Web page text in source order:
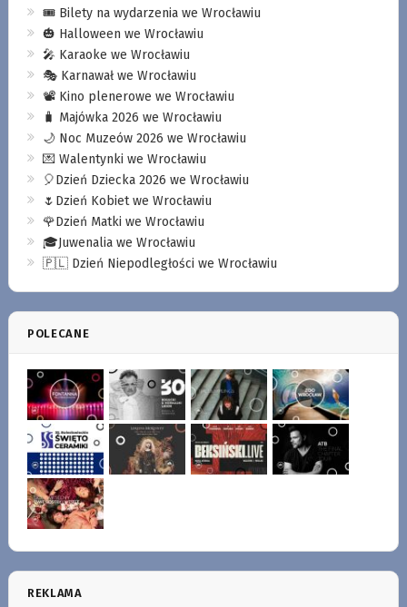
🎟️ Bilety na wydarzenia we Wrocławiu
🎃 Halloween we Wrocławiu
🎤 Karaoke we Wrocławiu
🎭 Karnawał we Wrocławiu
📽️ Kino plenerowe we Wrocławiu
🧳 Majówka 2026 we Wrocławiu
🌙 Noc Muzeów 2026 we Wrocławiu
💌 Walentynki we Wrocławiu
🎈Dzień Dziecka 2026 we Wrocławiu
🌷Dzień Kobiet we Wrocławiu
🌹Dzień Matki we Wrocławiu
🎓Juwenalia we Wrocławiu
🇵🇱 Dzień Niepodległości we Wrocławiu
POLECANE
REKLAMA